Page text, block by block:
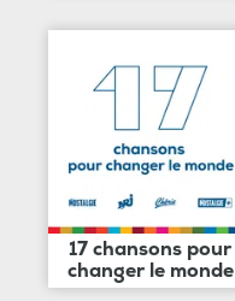
17 chansons pour
changer le monde